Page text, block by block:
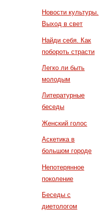
Новости культуры.
Выход в свет
Найди себя. Как
побороть страсти
Легко ли быть
молодым
Литературные
беседы
Женский голос
Аскетика в
большом городе
Непотерянное
поколение
Беседы с
диетологом